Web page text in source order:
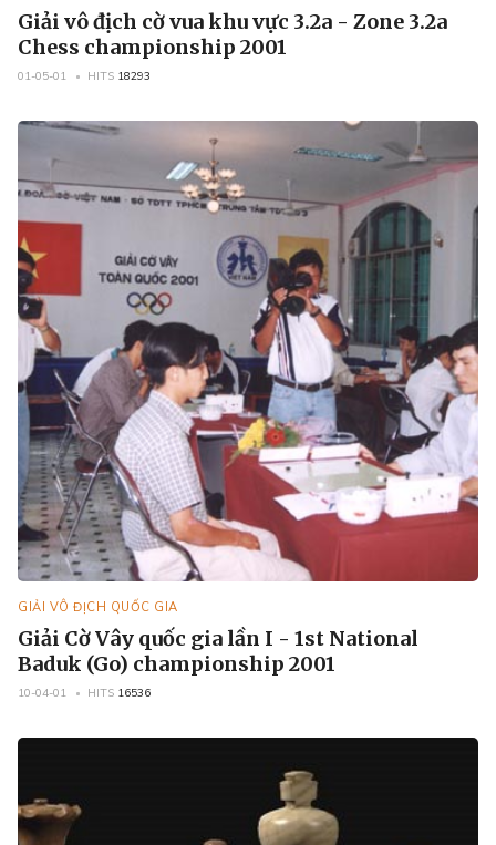
Giải vô địch cờ vua khu vực 3.2a - Zone 3.2a
Chess championship 2001
01-05-01 HITS 18293
GIẢI VÔ ĐỊCH QUỐC GIA
Giải Cờ Vây quốc gia lần I - 1st National
Baduk (Go) championship 2001
10-04-01 HITS 16536